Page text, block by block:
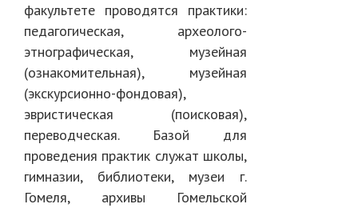
факультете проводятся практики:
педагогическая, археолого-
этнографическая, музейная
(ознакомительная), музейная
(экскурсионно-фондовая),
эвристическая (поисковая),
переводческая. Базой для
проведения практик служат школы,
гимназии, библиотеки, музеи г.
Гомеля, архивы Гомельской